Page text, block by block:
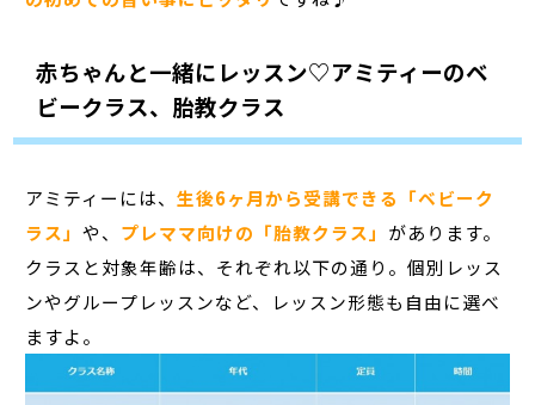
赤ちゃんと一緒にレッスン♡アミティーのベ
ビークラス、胎教クラス
アミティーには、生後6ヶ月から受講できる「ベビーク
ラス」や、 プレママ向けの「胎教クラス」 があります。
クラスと対象年齢は、それぞれ以下の通り。個別レッス
ンやグループレッスンなど、レッスン形態も自由に選べ
ますよ。